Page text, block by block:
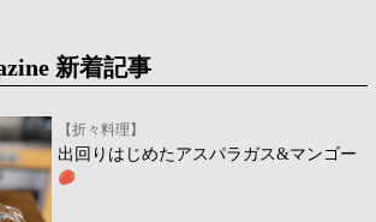
新着記事
【折々料理】
出回りはじめたアスパラガス&マンゴー